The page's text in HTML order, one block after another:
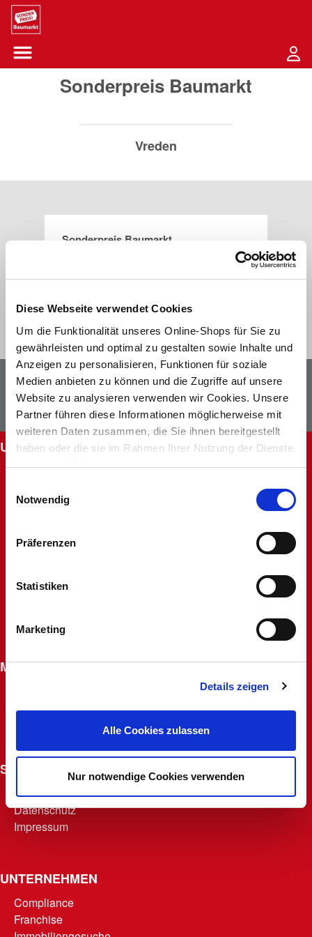
Diese Webseite verwendet Cookies
Um die Funktionalität unseres Online-Shops für Sie zu
gewährleisten und optimal zu gestalten sowie Inhalte und
Anzeigen zu personalisieren, Funktionen für soziale
Medien anbieten zu können und die Zugriffe auf unsere
Website zu analysieren verwenden wir Cookies. Unsere
Partner führen diese Informationen möglicherweise mit
weiteren Daten zusammen, die Sie ihnen bereitgestellt
haben oder die sie im Rahmen Ihrer Nutzung der Dienste
gesammelt haben.
Notwendig
Präferenzen
Statistiken
Marketing
Details zeigen
Alle Cookies zulassen
Nur notwendige Cookies verwenden
Sounder Preis Logo
Menü öffnen-Schaltfläche
Sonderpreis Baumarkt
Vreden
Sonderpreis Baumarkt
Ottensteiner Straße 56
Newsletter Facebook
Instagram
UNSERE SERVICES
Abholung im Markt
FAQ - Häufig gestellte Fragen
Kontakt
Unsere Märkte
Widerruf oder Reklamation anlegen
Widerrufsrecht für Fernabsatzverträge
MACHERKARTE
Macherfamilie
SONSTIGES
AGB
Datenschutz
Impressum
UNTERNEHMEN
Compliance
Franchise